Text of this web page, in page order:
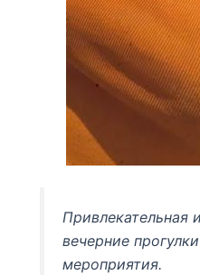
Привлекательная
вечерние
мероприятия.